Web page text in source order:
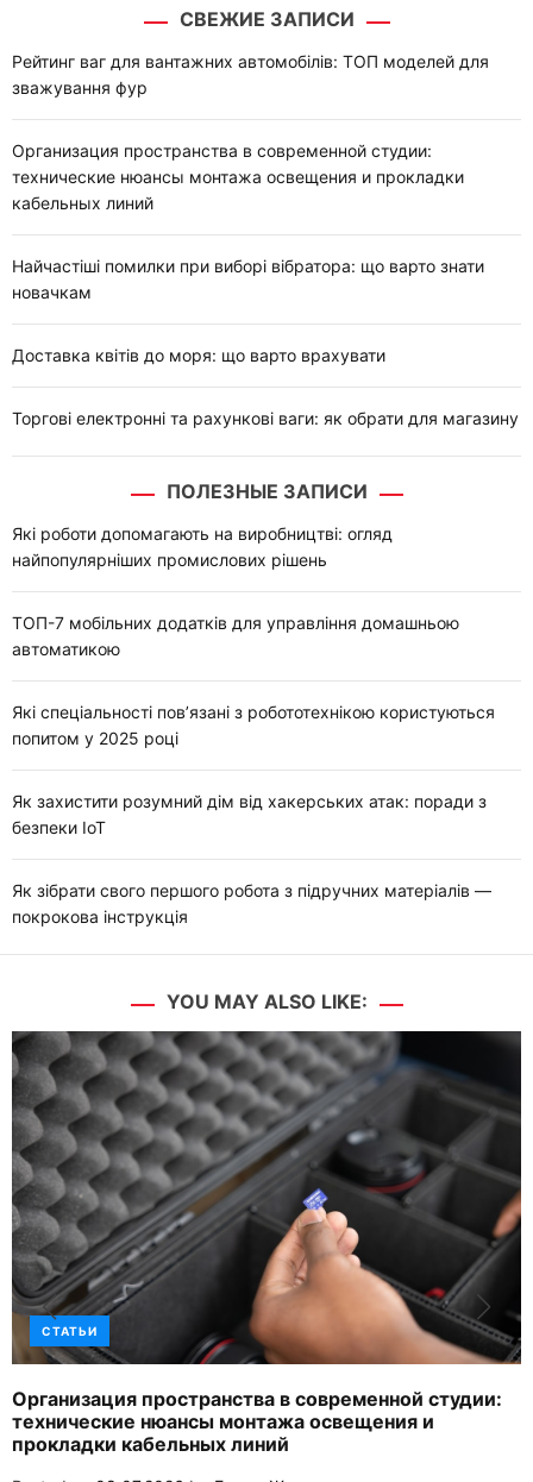
:
СВЕЖИЕ ЗАПИСИ
Рейтинг ваг для вантажних автомобілів: ТОП моделей для
зважування фур
Организация пространства в современной студии:
технические нюансы монтажа освещения и прокладки
кабельных линий
Найчастіші помилки при виборі вібратора: що варто знати
новачкам
Доставка квітів до моря: що варто врахувати
Торгові електронні та рахункові ваги: як обрати для магазину
ПОЛЕЗНЫЕ ЗАПИСИ
Які роботи допомагають на виробництві: огляд
найпопулярніших промислових рішень
ТОП-7 мобільних додатків для управління домашньою
автоматикою
Які спеціальності пов’язані з робототехнікою користуються
попитом у 2025 році
Як захистити розумний дім від хакерських атак: поради з
безпеки IoT
Як зібрати свого першого робота з підручних матеріалів —
покрокова інструкція
YOU MAY ALSO LIKE:
СТАТЬИ
Организация пространства в современной студии:
технические нюансы монтажа освещения и
прокладки кабельных линий